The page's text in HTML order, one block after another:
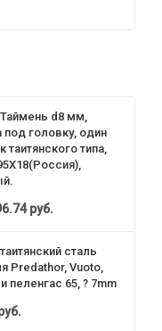
Таймень d8 мм,
под головку, один
таитянского типа,
руб.
сталь
Predathor, Vuoto,
пеленгас 65, ? 7mm